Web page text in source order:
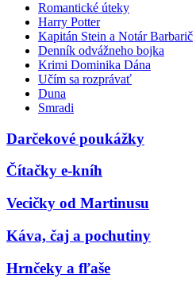
Romantické úteky
Harry Potter
Kapitán Stein a Notár Barbarič
Denník odvážneho bojka
Krimi Dominika Dána
Učím sa rozprávať
Duna
Smradi
Darčekové poukážky
Čítačky e-kníh
Vecičky od Martinusu
Káva, čaj a pochutiny
Hrnčeky a fľaše